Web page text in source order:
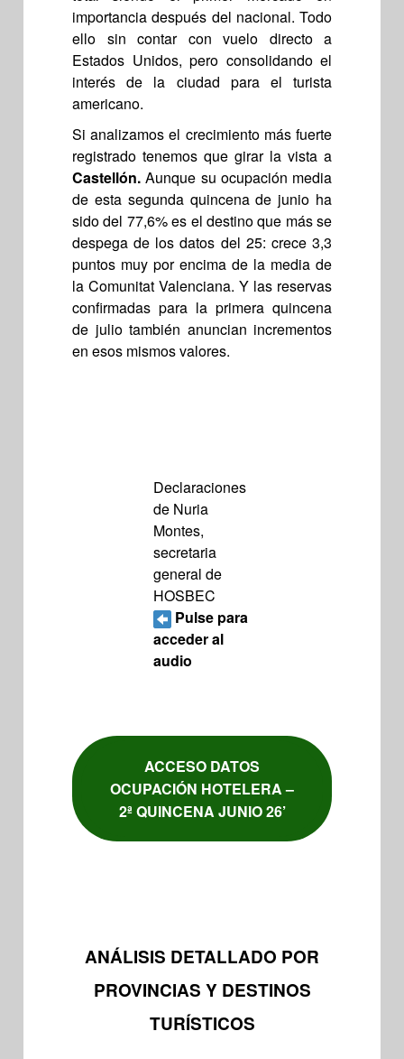
importancia después del nacional. Todo
ello sin contar con vuelo directo a
Estados Unidos, pero consolidando el
interés de la ciudad para el turista
americano.
Si analizamos el crecimiento más fuerte
registrado tenemos que girar la vista a
Castellón. Aunque su ocupación media
de esta segunda quincena de junio ha
sido del 77,6% es el destino que más se
despega de los datos del 25: crece 3,3
puntos muy por encima de la media de
la Comunitat Valenciana. Y las reservas
confirmadas para la primera quincena
de julio también anuncian incrementos
en esos mismos valores.
Declaraciones
de Nuria
Montes,
secretaria
general de
HOSBEC
Pulse para
acceder al
audio
ACCESO DATOS
OCUPACIÓN HOTELERA –
2ª QUINCENA JUNIO 26’
ANÁLISIS DETALLADO POR
PROVINCIAS Y DESTINOS
TURÍSTICOS